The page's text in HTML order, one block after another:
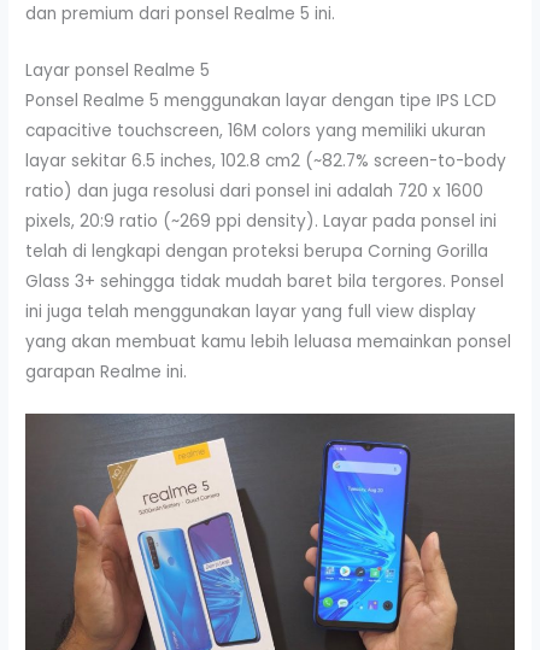
dan premium dari ponsel Realme 5 ini.
Layar ponsel Realme 5
Ponsel Realme 5 menggunakan layar dengan tipe IPS LCD
capacitive touchscreen, 16M colors yang memiliki ukuran
layar sekitar 6.5 inches, 102.8 cm2 (~82.7% screen-to-body
ratio) dan juga resolusi dari ponsel ini adalah 720 x 1600
pixels, 20:9 ratio (~269 ppi density). Layar pada ponsel ini
telah di lengkapi dengan proteksi berupa Corning Gorilla
Glass 3+ sehingga tidak mudah baret bila tergores. Ponsel
ini juga telah menggunakan layar yang full view display
yang akan membuat kamu lebih leluasa memainkan ponsel
garapan Realme ini.